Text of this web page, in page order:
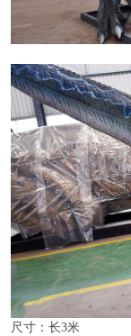
尺寸：长3米